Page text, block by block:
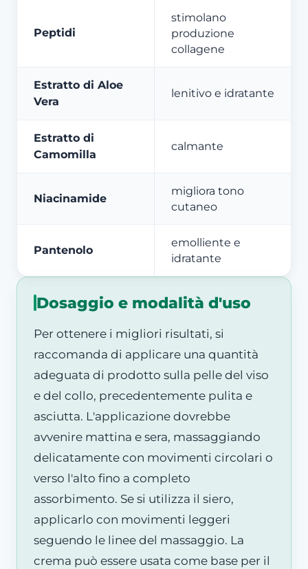
Peptidi
stimolano
produzione
collagene
Estratto di Aloe
Vera
lenitivo e idratante
Estratto di
Camomilla
calmante
Niacinamide
migliora tono
cutaneo
Pantenolo
emolliente e
idratante
Dosaggio e modalità d'uso
Per ottenere i migliori risultati, si
raccomanda di applicare una quantità
adeguata di prodotto sulla pelle del viso
e del collo, precedentemente pulita e
asciutta. L'applicazione dovrebbe
avvenire mattina e sera, massaggiando
delicatamente con movimenti circolari o
verso l'alto fino a completo
assorbimento. Se si utilizza il siero,
applicarlo con movimenti leggeri
seguendo le linee del massaggio. La
crema può essere usata come base per il